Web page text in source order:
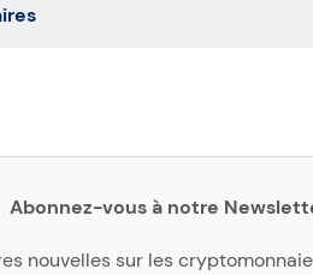
Abonnez-vous à notre
nouvelles sur les